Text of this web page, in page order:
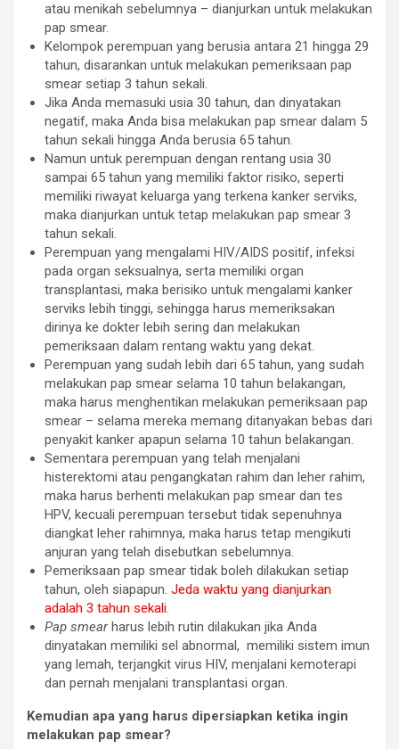
atau menikah sebelumnya – dianjurkan untuk melakukan
pap smear.
Kelompok perempuan yang berusia antara 21 hingga 29
tahun, disarankan untuk melakukan pemeriksaan pap
smear setiap 3 tahun sekali.
Jika Anda memasuki usia 30 tahun, dan dinyatakan
negatif, maka Anda bisa melakukan pap smear dalam 5
tahun sekali hingga Anda berusia 65 tahun.
Namun untuk perempuan dengan rentang usia 30
sampai 65 tahun yang memiliki faktor risiko, seperti
memiliki riwayat keluarga yang terkena kanker serviks,
maka dianjurkan untuk tetap melakukan pap smear 3
tahun sekali.
Perempuan yang mengalami HIV/AIDS positif, infeksi
pada organ seksualnya, serta memiliki organ
transplantasi, maka berisiko untuk mengalami kanker
serviks lebih tinggi, sehingga harus memeriksakan
dirinya ke dokter lebih sering dan melakukan
pemeriksaan dalam rentang waktu yang dekat.
Perempuan yang sudah lebih dari 65 tahun, yang sudah
melakukan pap smear selama 10 tahun belakangan,
maka harus menghentikan melakukan pemeriksaan pap
smear – selama mereka memang ditanyakan bebas dari
penyakit kanker apapun selama 10 tahun belakangan.
Sementara perempuan yang telah menjalani
histerektomi atau pengangkatan rahim dan leher rahim,
maka harus berhenti melakukan pap smear dan tes
HPV, kecuali perempuan tersebut tidak sepenuhnya
diangkat leher rahimnya, maka harus tetap mengikuti
anjuran yang telah disebutkan sebelumnya.
Pemeriksaan pap smear tidak boleh dilakukan setiap
tahun, oleh siapapun. Jeda waktu yang dianjurkan
adalah 3 tahun sekali.
Pap smearharus lebih rutin dilakukan jika Anda
dinyatakan memiliki sel abnormal, memiliki sistem imun
yang lemah, terjangkit virus HIV, menjalani kemoterapi
dan pernah menjalani transplantasi organ.
Kemudian apa yang harus dipersiapkan ketika ingin
melakukan pap smear?